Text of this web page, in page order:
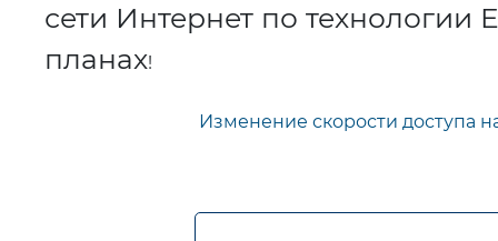
сети Интернет по
планах!
Изменение скорости доступа